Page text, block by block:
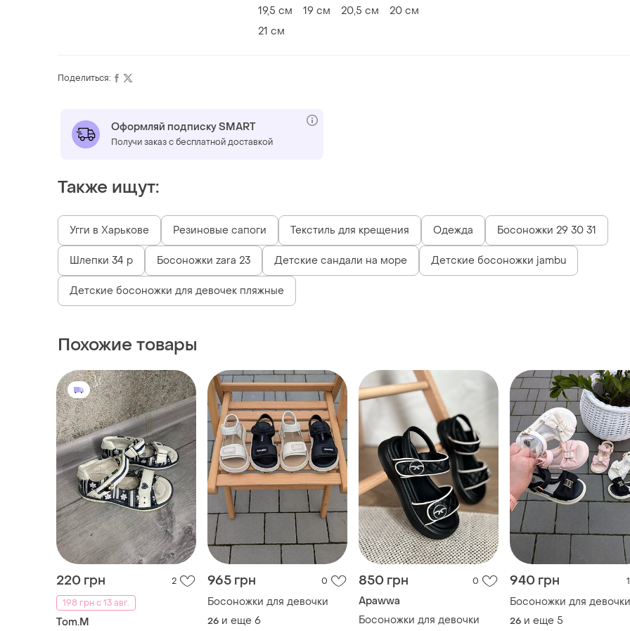
19,5 см
19 см 20,5 см
20 см
21 см
Поделиться:
Оформляй подписку SMART
Получи заказ с бесплатной доставкой
Также ищут:
Угги в Харькове Резиновые сапоги Текстиль для крещения Одежда Босоножки 29 30 31
Шлепки 34 р Босоножки zara 23 Детские сандали на море Детские босоножки jambu
Детские босоножки для девочек пляжные
Похожие товары
220 грн
2
198 грн с 13 авг.
Tom.M
965 грн 0
Босоножки для девочки
26 и еще 6
850 грн 0
Apawwa
Босоножки для девочки
940 грн 1
Босоножки для девочки
26 и еще 5